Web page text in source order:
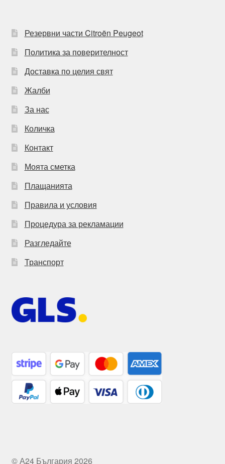
Резервни части Citroën Peugeot
Политика за поверителност
Доставка по целия свят
Жалби
За нас
Количка
Контакт
Моята сметка
Плащанията
Правила и условия
Процедура за рекламации
Разгледайте
Транспорт
© А24 България 2026